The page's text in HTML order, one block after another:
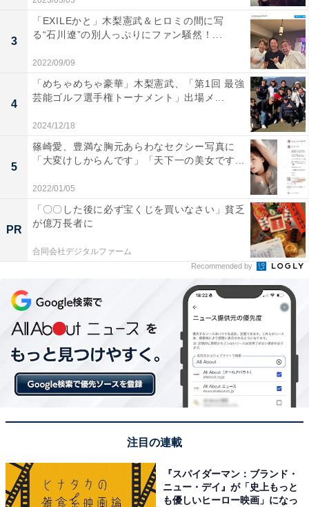
3
「EXILEかと」木梨憲武＆ヒロミの間に写
る“石川遼”の別人っぷりにファン騒然！...
2022/09/09
4
「めちゃめちゃ豪華」木梨憲武、「第1回 最強
芸能ゴルフ選手権トーナメント」出場メ...
2024/12/18
5
篠崎愛、豊満な胸元あらわなセクシー写真に
「大変けしからんです」「天下一の美女です...
2022/01/05
PR
「〇〇した後に必ず宝くじを買いなさい」貧乏
が億万長者に
合同会社デジタルファーム
Recommended by
注目の連載
『スパイダーマン：ブランド・
ニュー・デイ』が「史上もっと
も優しいヒーロー映画」になっ